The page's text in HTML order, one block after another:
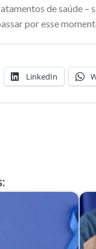
de saúde –
por esse
LinkedIn